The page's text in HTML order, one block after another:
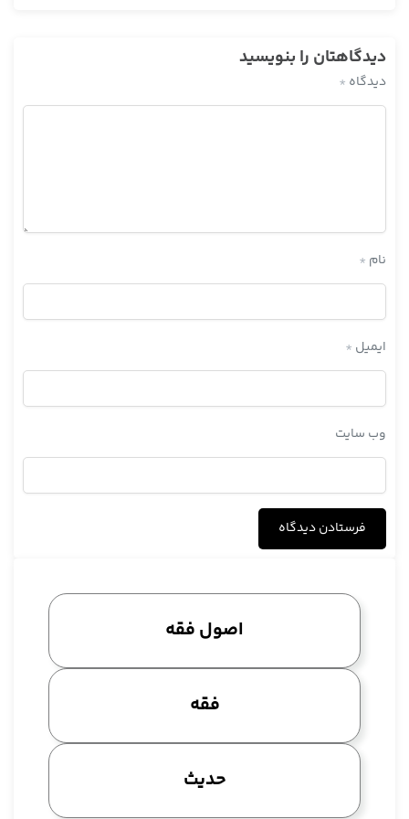
والعشرين عدة أبواب في أبواب وجوب الحج أورد الروايات المناسبة
لهذا الحكم
مستحقین باز خودش باب دارد
میدانم بیست و دو ،
بیست و دو ؟
بیست و دو باب تطبيق الزكاة في بلد المال وكراهية این بیست و
بعید است این باب مستحقین باشد بیست و سه را نگاه کنید نه
خوب من نگاه کردم بیست و دو بود چاپ من
لنفسه كأحد إلى أن يعينه
باب بیست و سه بود این ؟
بیست و چهار را ، یکی دو باب قبل و بعدش را نگاه کنید
باب …
این کلمه اش است ؟
چون اوصی
بحج أو زكاة ، أوصى بحج ، نه کلمه اش مهم نیست خود عنوان
دیدگاهتان را بنویسید
دیدگاه *
نام *
ایمیل *
وب‌ سایت
اصول فقه
فقه
حدیث